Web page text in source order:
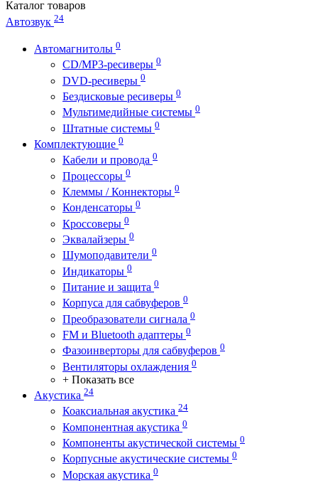
Каталог товаров
Автозвук 24
Автомагнитолы 0
CD/MP3-ресиверы 0
DVD-ресиверы 0
Бездисковые ресиверы 0
Мультимедийные системы 0
Штатные системы 0
Комплектующие 0
Кабели и провода 0
Процессоры 0
Клеммы / Коннекторы 0
Конденсаторы 0
Кроссоверы 0
Эквалайзеры 0
Шумоподавители 0
Индикаторы 0
Питание и защита 0
Корпуса для сабвуферов 0
Преобразователи сигнала 0
FM и Bluetooth адаптеры 0
Фазоинверторы для сабвуферов 0
Вентиляторы охлаждения 0
+ Показать все
Акустика 24
Коаксиальная акустика 24
Компонентная акустика 0
Компоненты акустической системы 0
Корпусные акустические системы 0
Морская акустика 0